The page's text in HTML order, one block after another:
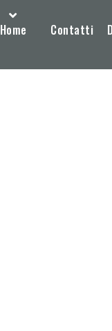
Home Contatti